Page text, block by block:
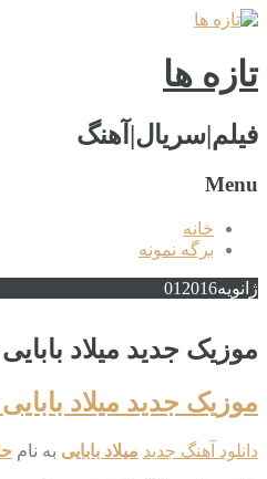
تازه ها
فیلم|سریال|آهنگ
Menu
خانه
برگه نمونه
ژانویه 01 2016
موزیک جدید میلاد
موزیک جدید میلاد
دانلود آهنگ جدید میلاد بابایی به نام